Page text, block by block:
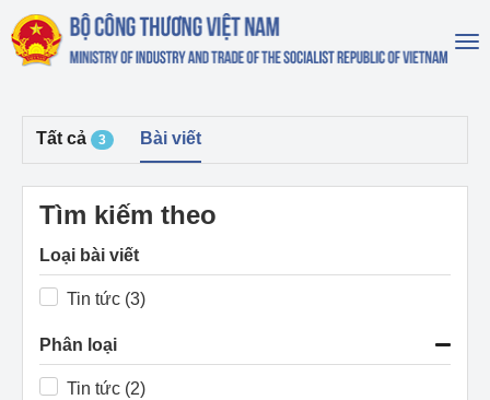
Tất cả 3 Bài viết
Tìm kiếm theo
Loại bài viết
Tin tức (3)
Phân loại
Tin tức (2)